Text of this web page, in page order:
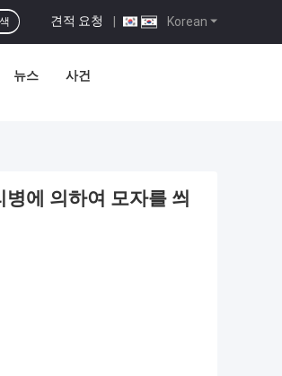
Korean
견적 요청 |
뉴스 사건
에 의하여 모자를 씌